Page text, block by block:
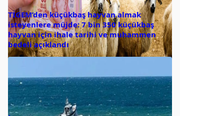
TİGEM’den küçükbaş hayvan almak
isteyenlere müjde: 7 bin 350 küçükbaş
hayvan için ihale tarihi ve muhammen
bedeli açıklandı